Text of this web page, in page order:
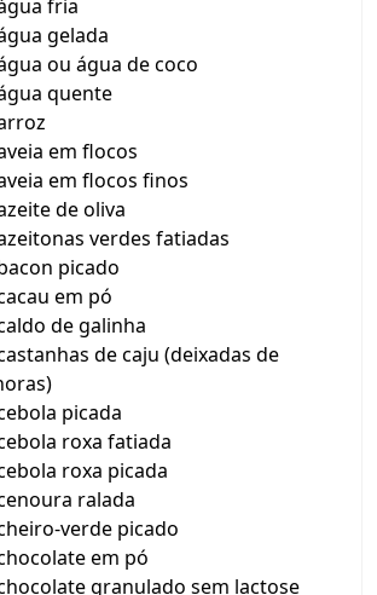
fria
gelada
ou água de coco
quente
em flocos
em flocos finos
de oliva
verdes fatiadas
picado
em pó
de galinha
de caju (deixadas de
picada
roxa fatiada
roxa picada
ralada
verde picado
em pó
granulado sem lactose